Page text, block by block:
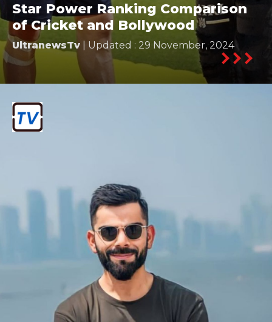
Star Power Ranking Comparison
of Cricket and Bollywood
UltranewsTv | Updated : 29 November, 2024